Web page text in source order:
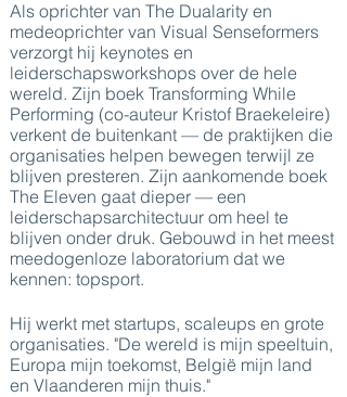
Als oprichter van The Dualarity en
medeoprichter van Visual Senseformers
verzorgt hij keynotes en
leiderschapsworkshops over de hele
wereld. Zijn boek Transforming While
Performing (co-auteur Kristof Braekeleire)
verkent de buitenkant — de praktijken die
organisaties helpen bewegen terwijl ze
blijven presteren. Zijn aankomende boek
The Eleven gaat dieper — een
leiderschapsarchitectuur om heel te
blijven onder druk. Gebouwd in het meest
meedogenloze laboratorium dat we
kennen: topsport.
Hij werkt met startups, scaleups en grote
organisaties. "De wereld is mijn speeltuin,
Europa mijn toekomst, België mijn land
en Vlaanderen mijn thuis."